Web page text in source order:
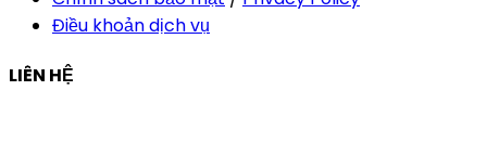
Điều khoản dịch vụ
LIÊN HỆ